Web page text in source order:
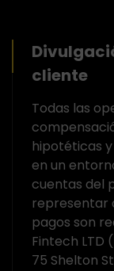
cliente
Todas las
hipotéticas
en un
cuentas del
representar
pagos son
Fintech LTD
75 Shelton